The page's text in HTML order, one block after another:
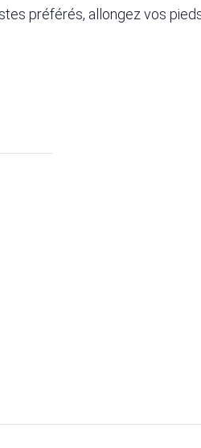
préférés, allongez vos